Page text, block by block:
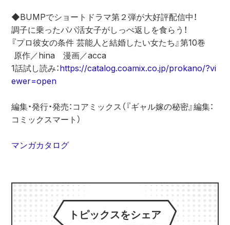
◆BUMPでショートドラマ第２弾が大好評配信中！
調子に乗ったパパ活女子がしっぺ返しを食らう！
『プロ彼女の条件 芸能人と結婚したい女たち』第10巻
原作／hina　漫画／acca
1話試し読み：https://catalog.coamix.co.jp/prokano/?vi
ewer=open
編集・発行・発売：コアミックス（『ギャル嫁の秘密』編集：
コミックスマート）
マンガカタログ
トピックスをシェア